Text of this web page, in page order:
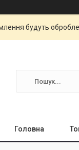
будуть
Головна